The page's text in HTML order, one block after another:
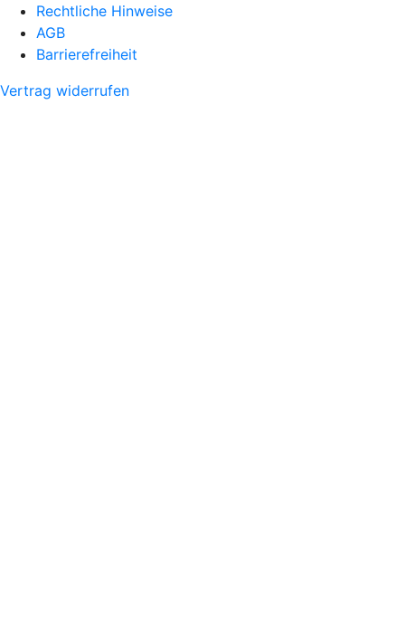
Rechtliche Hinweise
AGB
Barrierefreiheit
Vertrag widerrufen